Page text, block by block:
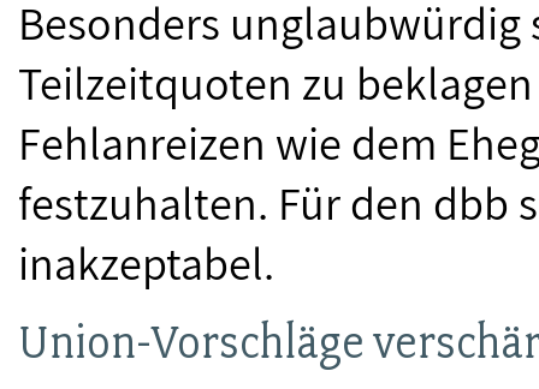
Besonders unglaubwürdig
Teilzeitquoten zu
Fehlanreizen wie dem
festzuhalten. Für den dbb
inakzeptabel.
Union-Vorschläge